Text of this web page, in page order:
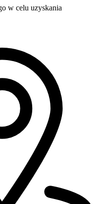
w celu uzyskania